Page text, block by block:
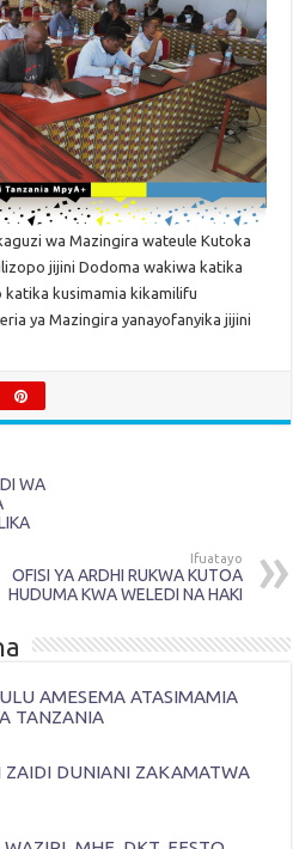
wa Mazingira wateule Kutoka
jijini Dodoma wakiwa katika
katika kusimamia kikamilifu
ya Mazingira yanayofanyika jijini
WA
Ifuatayo
OFISI YA ARDHI RUKWA KUTOA
HUDUMA KWA WELEDI NA HAKI
AMESEMA ATASIMAMIA
TANZANIA
ZAIDI DUNIANI ZAKAMATWA